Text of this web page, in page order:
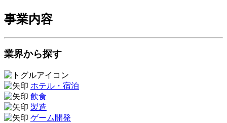
事業内容
業界から探す
ホテル・宿泊
飲食
製造
ゲーム開発